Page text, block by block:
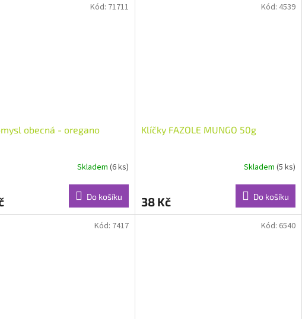
obecná - oregano
Skladem (6 ks)
Do košíku
Kód: 71711
Klíčky FAZOLE MUNGO 50g
Skladem (5 ks)
38 Kč Do košíku
Kód: 4539
Kód: 7417 Kód: 6540